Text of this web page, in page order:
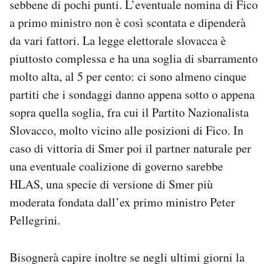
sebbene di pochi punti. L’eventuale nomina di Fico
a primo ministro non è così scontata e dipenderà
da vari fattori. La legge elettorale slovacca è
piuttosto complessa e ha una soglia di sbarramento
molto alta, al 5 per cento: ci sono almeno cinque
partiti che i sondaggi danno appena sotto o appena
sopra quella soglia, fra cui il Partito Nazionalista
Slovacco, molto vicino alle posizioni di Fico. In
caso di vittoria di Smer poi il partner naturale per
una eventuale coalizione di governo sarebbe
HLAS, una specie di versione di Smer più
moderata fondata dall’ex primo ministro Peter
Pellegrini.
Bisognerà capire inoltre se negli ultimi giorni la